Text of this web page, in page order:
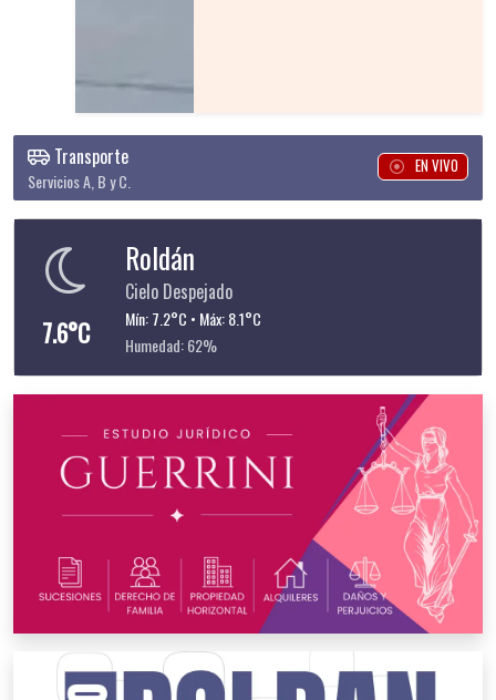
Transporte
Servicios A, B y C.
EN VIVO
7.6°C
Roldán
Cielo Despejado
Mín: 7.2°C • Máx: 8.1°C
Humedad: 62%